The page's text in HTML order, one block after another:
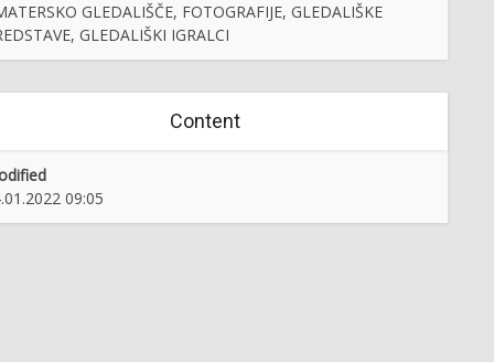
GLEDALIŠČE, FOTOGRAFIJE, GLEDALIŠKE
GLEDALIŠKI IGRALCI
Content
09:05